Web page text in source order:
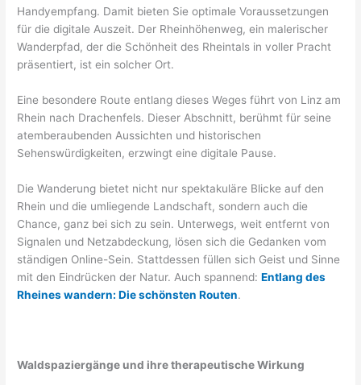
Handyempfang. Damit bieten Sie optimale Voraussetzungen
für die digitale Auszeit. Der Rheinhöhenweg, ein malerischer
Wanderpfad, der die Schönheit des Rheintals in voller Pracht
präsentiert, ist ein solcher Ort.
Eine besondere Route entlang dieses Weges führt von Linz am
Rhein nach Drachenfels. Dieser Abschnitt, berühmt für seine
atemberaubenden Aussichten und historischen
Sehenswürdigkeiten, erzwingt eine digitale Pause.
Die Wanderung bietet nicht nur spektakuläre Blicke auf den
Rhein und die umliegende Landschaft, sondern auch die
Chance, ganz bei sich zu sein. Unterwegs, weit entfernt von
Signalen und Netzabdeckung, lösen sich die Gedanken vom
ständigen Online-Sein. Stattdessen füllen sich Geist und Sinne
mit den Eindrücken der Natur. Auch spannend:Entlang des
Rheines wandern: Die schönsten Routen.
Waldspaziergänge und ihre therapeutische Wirkung